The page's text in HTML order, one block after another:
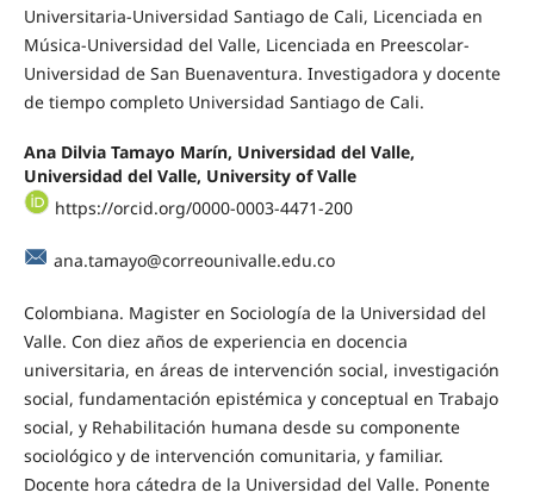
Universitaria-Universidad Santiago de Cali, Licenciada en
Música-Universidad del Valle, Licenciada en Preescolar-
Universidad de San Buenaventura. Investigadora y docente
de tiempo completo Universidad Santiago de Cali.
Ana Dilvia Tamayo Marín, Universidad del Valle,
Universidad del Valle, University of Valle
https://orcid.org/0000-0003-4471-200
ana.tamayo@correounivalle.edu.co
Colombiana. Magister en Sociología de la Universidad del
Valle. Con diez años de experiencia en docencia
universitaria, en áreas de intervención social, investigación
social, fundamentación epistémica y conceptual en Trabajo
social, y Rehabilitación humana desde su componente
sociológico y de intervención comunitaria, y familiar.
Docente hora cátedra de la Universidad del Valle. Ponente